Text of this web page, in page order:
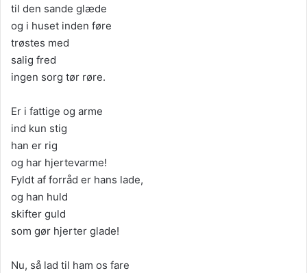
til den sande glæde
og i huset inden føre
trøstes med
salig fred
ingen sorg tør røre.
Er i fattige og arme
ind kun stig
han er rig
og har hjertevarme!
Fyldt af forråd er hans lade,
og han huld
skifter guld
som gør hjerter glade!
Nu, så lad til ham os fare